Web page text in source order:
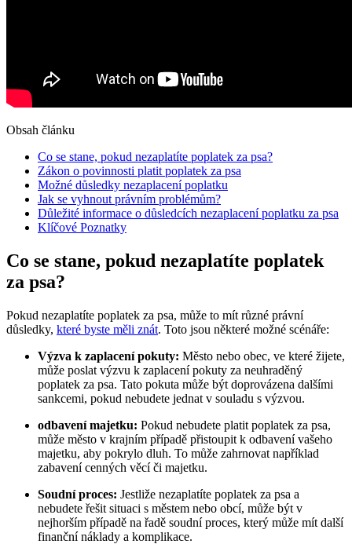
Obsah článku
Co se stane, pokud nezaplatíte poplatek za psa?
Zákon o povinnosti platit poplatek za psa
Možné důsledky nezaplacení poplatku
Jak se vyhnout právním problémům?
Důležité informace o důsledcích nezaplacení poplatku za psa
Klíčové Poznatky
Co se stane, pokud nezaplatíte poplatek
za psa?
Pokud nezaplatíte poplatek za psa, může to mít různé právní
důsledky, které byste měli znát. Toto jsou některé možné scénáře:
Výzva k zaplacení pokuty: Město nebo obec, ve které žijete,
může poslat výzvu k zaplacení pokuty za neuhraděný
poplatek za psa. Tato pokuta může být doprovázena dalšími
sankcemi, pokud nebudete jednat v souladu s výzvou.
odbavení majetku: Pokud nebudete platit poplatek za psa,
může město v krajním případě přistoupit k odbavení vašeho
majetku, aby pokrylo dluh. To může zahrnovat například
zabavení cenných věcí či majetku.
Soudní proces: Jestliže nezaplatíte poplatek za psa a
nebudete řešit situaci s městem nebo obcí, může být v
nejhorším případě na řadě soudní proces, který může mít další
finanční náklady a komplikace.